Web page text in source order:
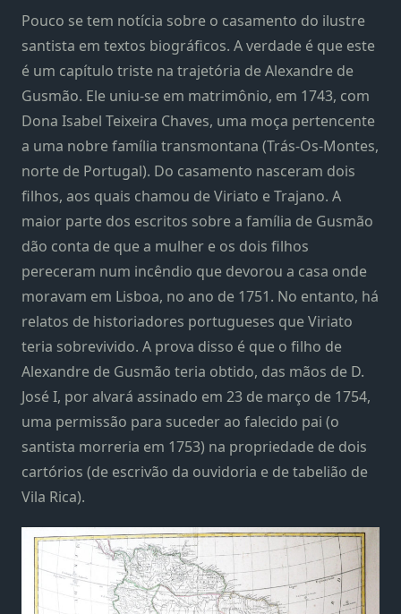
Pouco se tem notícia sobre o casamento do ilustre
santista em textos biográficos. A verdade é que este
é um capítulo triste na trajetória de Alexandre de
Gusmão. Ele uniu-se em matrimônio, em 1743, com
Dona Isabel Teixeira Chaves, uma moça pertencente
a uma nobre família transmontana (Trás-Os-Montes,
norte de Portugal). Do casamento nasceram dois
filhos, aos quais chamou de Viriato e Trajano. A
maior parte dos escritos sobre a família de Gusmão
dão conta de que a mulher e os dois filhos
pereceram num incêndio que devorou a casa onde
moravam em Lisboa, no ano de 1751. No entanto, há
relatos de historiadores portugueses que Viriato
teria sobrevivido. A prova disso é que o filho de
Alexandre de Gusmão teria obtido, das mãos de D.
José I, por alvará assinado em 23 de março de 1754,
uma permissão para suceder ao falecido pai (o
santista morreria em 1753) na propriedade de dois
cartórios (de escrivão da ouvidoria e de tabelião de
Vila Rica).